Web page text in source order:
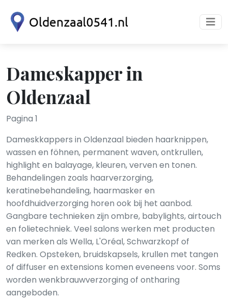
Dameskapper in
Oldenzaal
Pagina 1
Dameskkappers in Oldenzaal bieden haarknippen,
wassen en föhnen, permanent waven, ontkrullen,
highlight en balayage, kleuren, verven en tonen.
Behandelingen zoals haarverzorging,
keratinebehandeling, haarmasker en
hoofdhuidverzorging horen ook bij het aanbod.
Gangbare technieken zijn ombre, babylights, airtouch
en folietechniek. Veel salons werken met producten
van merken als Wella, L'Oréal, Schwarzkopf of
Redken. Opsteken, bruidskapsels, krullen met tangen
of diffuser en extensions komen eveneens voor. Soms
worden wenkbrauwverzorging of ontharing
aangeboden.